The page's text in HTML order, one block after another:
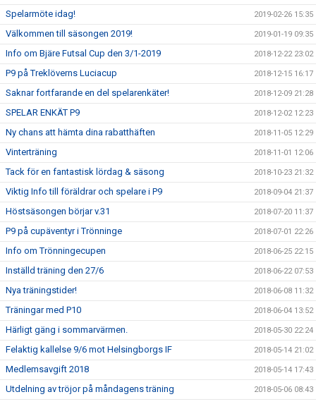
Spelarmöte idag! 2019-02-26 15:35
Välkommen till säsongen 2019! 2019-01-19 09:35
Info om Bjäre Futsal Cup den 3/1-2019 2018-12-22 23:02
P9 på Treklöverns Luciacup 2018-12-15 16:17
Saknar fortfarande en del spelarenkäter! 2018-12-09 21:28
SPELAR ENKÄT P9 2018-12-02 12:23
Ny chans att hämta dina rabatthäften 2018-11-05 12:29
Vinterträning 2018-11-01 12:06
Tack för en fantastisk lördag & säsong 2018-10-23 21:32
Viktig Info till föräldrar och spelare i P9 2018-09-04 21:37
Höstsäsongen börjar v.31 2018-07-20 11:37
P9 på cupäventyr i Trönninge 2018-07-01 22:26
Info om Trönningecupen 2018-06-25 22:15
Inställd träning den 27/6 2018-06-22 07:53
Nya träningstider! 2018-06-08 11:32
Träningar med P10 2018-06-04 13:52
Härligt gäng i sommarvärmen. 2018-05-30 22:24
Felaktig kallelse 9/6 mot Helsingborgs IF 2018-05-14 21:02
Medlemsavgift 2018 2018-05-14 17:43
Utdelning av tröjor på måndagens träning 2018-05-06 08:43